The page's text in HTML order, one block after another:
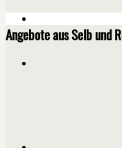
Angebote aus Selb und